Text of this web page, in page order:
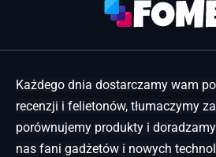
Każdego dnia dostarczamy wam
recenzji i felietonów, tłumaczymy
porównujemy produkty i
nas fani gadżetów i nowych